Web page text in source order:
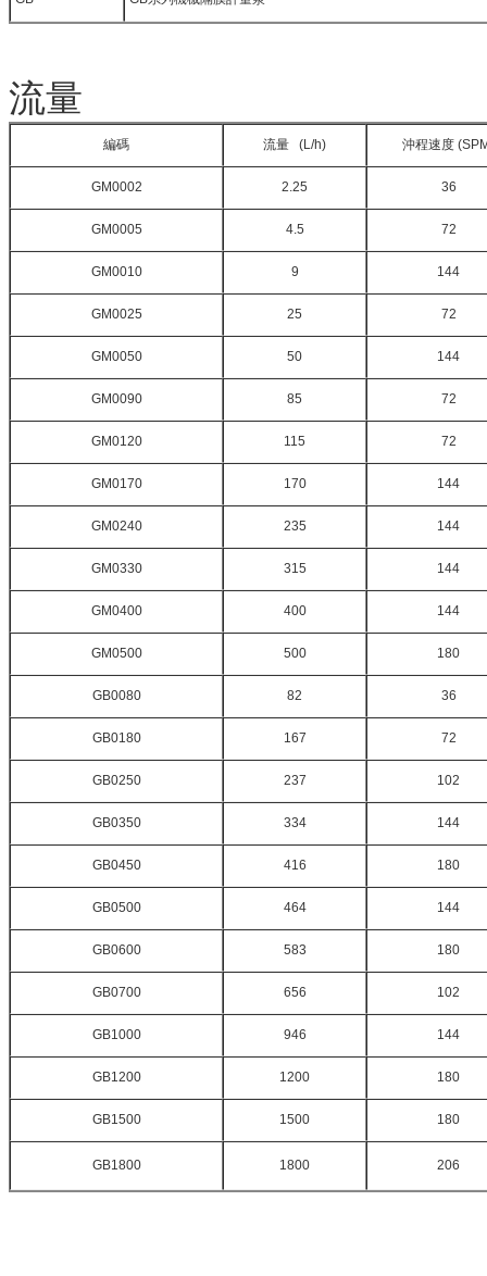
流量
編碼 流量 (L/h) 沖程速度
GM0002 2.25 36
GM0005 4.5 72
GM0010 9 144
GM0025 25 72
GM0050 50 144
GM0090 85 72
GM0120 115 72
GM0170 170 144
GM0240 235 144
GM0330 315 144
GM0400 400 144
GM0500 500 180
GB0080 82 36
GB0180 167 72
GB0250 237 102
GB0350 334 144
GB0450 416 180
GB0500 464 144
GB0600 583 180
GB0700 656 102
GB1000 946 144
GB1200 1200 180
GB1500 1500 180
GB1800 1800 206